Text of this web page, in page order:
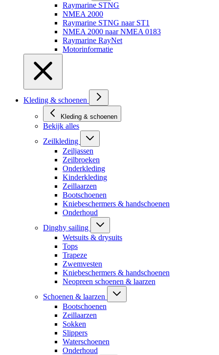
Raymarine STNG
NMEA 2000
Raymarine STNG naar ST1
NMEA 2000 naar NMEA 0183
Raymarine RayNet
Motorinformatie
Kleding & schoenen
Kleding & schoenen
Bekijk alles
Zeilkleding
Zeiljassen
Zeilbroeken
Onderkleding
Kinderkleding
Zeillaarzen
Bootschoenen
Kniebeschermers & handschoenen
Onderhoud
Dinghy sailing
Wetsuits & drysuits
Tops
Trapeze
Zwemvesten
Kniebeschermers & handschoenen
Neopreen schoenen & laarzen
Schoenen & laarzen
Bootschoenen
Zeillaarzen
Sokken
Slippers
Waterschoenen
Onderhoud